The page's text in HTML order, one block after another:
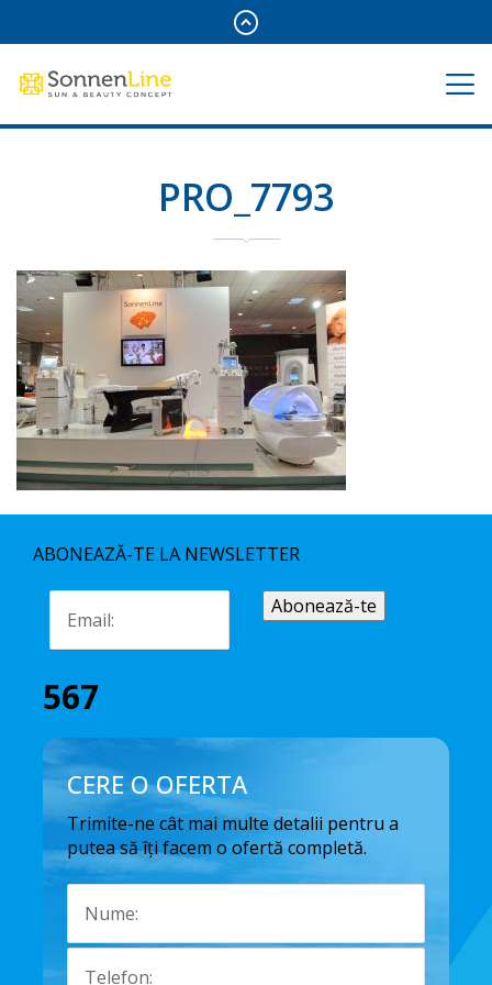
PRO_7793
ABONEAZĂ-TE LA NEWSLETTER
567
CERE O OFERTA
Trimite-ne cât mai multe detalii pentru a
putea să îți facem o ofertă completă.